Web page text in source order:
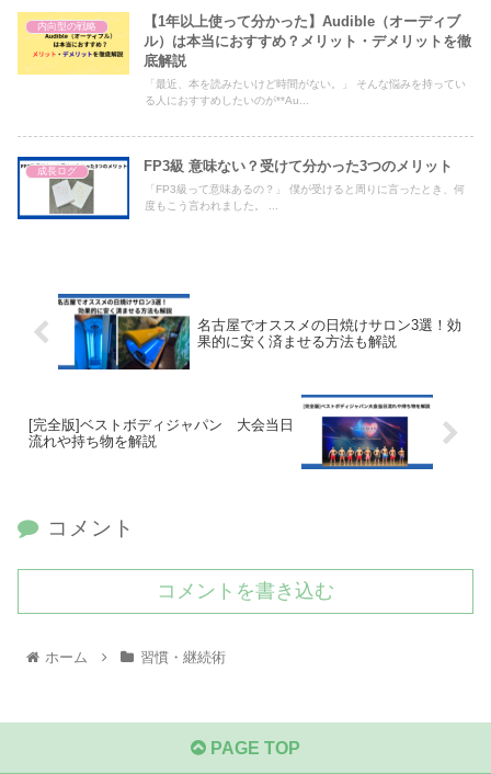
内向型の戦略
【1年以上使って分かった】Audible（オーディブ
ル）は本当におすすめ？メリット・デメリットを徹
底解説
「最近、本を読みたいけど時間がない。」 そんな悩みを持ってい
る人におすすめしたいのが**Au...
成長ログ FP3級 意味ない？受けて分かった3つのメリット
「FP3級って意味あるの？」 僕が受けると周りに言ったとき、何
度もこう言われました。 ...
名古屋でオススメの日焼けサロン3選！効
果的に安く済ませる方法も解説
[完全版]ベストボディジャパン 大会当日
流れや持ち物を解説
コメント
コメントを書き込む
ホーム 習慣・継続術
PAGE TOP